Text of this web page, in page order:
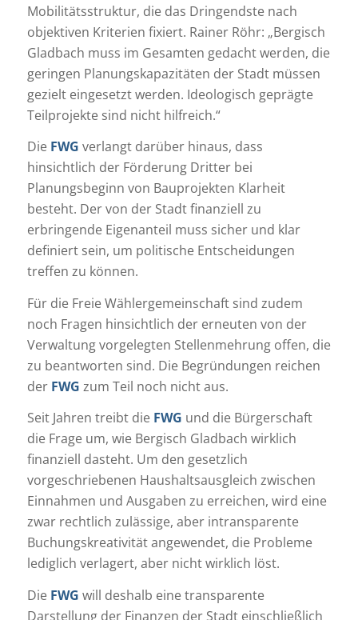
Mobilitätsstruktur, die das Dringendste nach
objektiven Kriterien fixiert. Rainer Röhr: „Bergisch
Gladbach muss im Gesamten gedacht werden, die
geringen Planungskapazitäten der Stadt müssen
gezielt eingesetzt werden. Ideologisch geprägte
Teilprojekte sind nicht hilfreich.“
Die FWG verlangt darüber hinaus, dass
hinsichtlich der Förderung Dritter bei
Planungsbeginn von Bauprojekten Klarheit
besteht. Der von der Stadt finanziell zu
erbringende Eigenanteil muss sicher und klar
definiert sein, um politische Entscheidungen
treffen zu können.
Für die Freie Wählergemeinschaft sind zudem
noch Fragen hinsichtlich der erneuten von der
Verwaltung vorgelegten Stellenmehrung offen, die
zu beantworten sind. Die Begründungen reichen
der FWG zum Teil noch nicht aus.
Seit Jahren treibt die FWG und die Bürgerschaft
die Frage um, wie Bergisch Gladbach wirklich
finanziell dasteht. Um den gesetzlich
vorgeschriebenen Haushaltsausgleich zwischen
Einnahmen und Ausgaben zu erreichen, wird eine
zwar rechtlich zulässige, aber intransparente
Buchungskreativität angewendet, die Probleme
lediglich verlagert, aber nicht wirklich löst.
Die FWG will deshalb eine transparente
Darstellung der Finanzen der Stadt einschließlich